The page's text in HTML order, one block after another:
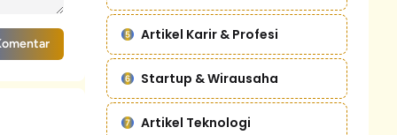
Artikel Karir & Profesi
Startup & Wirausaha
Artikel Teknologi